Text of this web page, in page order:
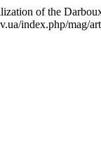
of the
index.php/mag/